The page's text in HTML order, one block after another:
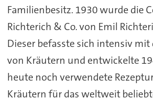
Familienbesitz. 1930 wurde die
Richterich & Co. von Emil
Dieser befasste sich intensiv
von Kräutern und entwickelte
heute noch verwendete
Kräutern für das weltweit